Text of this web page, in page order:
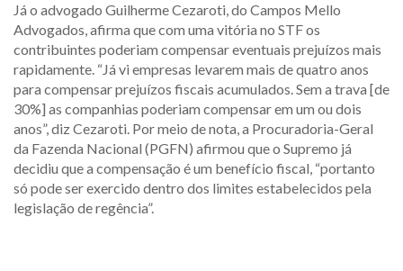
Já o advogado Guilherme Cezaroti, do Campos Mello
Advogados, afirma que com uma vitória no STF os
contribuintes poderiam compensar eventuais prejuízos mais
rapidamente. “Já vi empresas levarem mais de quatro anos
para compensar prejuízos fiscais acumulados. Sem a trava [de
30%] as companhias poderiam compensar em um ou dois
anos”, diz Cezaroti. Por meio de nota, a Procuradoria-Geral
da Fazenda Nacional (PGFN) afirmou que o Supremo já
decidiu que a compensação é um benefício fiscal, “portanto
só pode ser exercido dentro dos limites estabelecidos pela
legislação de regência”.